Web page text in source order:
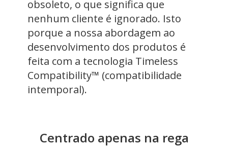
obsoleto, o que significa que
nenhum cliente é ignorado. Isto
porque a nossa abordagem ao
desenvolvimento dos produtos é
feita com a tecnologia Timeless
Compatibility™ (compatibilidade
intemporal).
Centrado apenas na rega